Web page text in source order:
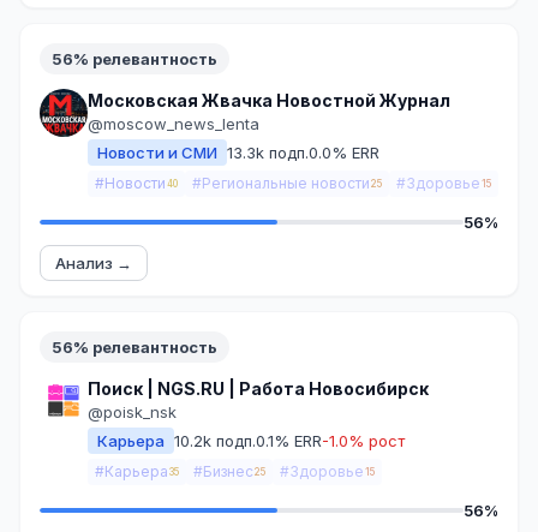
56% релевантность
Московская Жвачка Новостной Журнал
@moscow_news_lenta
Новости и СМИ 13.3k подп.0.0% ERR
#Новости 40 #Региональные новости 25 #Здоровье 15
56%
Анализ →
56% релевантность
Поиск | NGS.RU | Работа Новосибирск
@poisk_nsk
Карьера 10.2k подп.0.1% ERR-1.0% рост
#Карьера 35 #Бизнес 25 #Здоровье 15
56%